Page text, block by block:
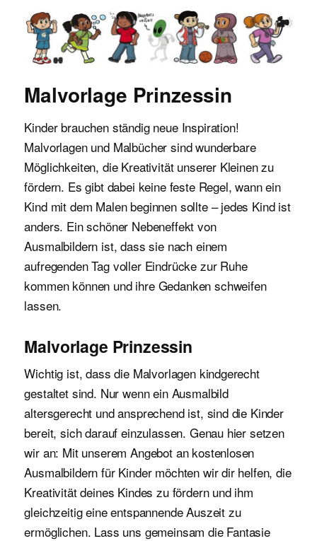
Malvorlagen für Kinder
Malvorlage Prinzessin
Kinder brauchen ständig neue Inspiration!
Malvorlagen und Malbücher sind wunderbare
Möglichkeiten, die Kreativität unserer Kleinen zu
fördern. Es gibt dabei keine feste Regel, wann ein
Kind mit dem Malen beginnen sollte – jedes Kind ist
anders. Ein schöner Nebeneffekt von
Ausmalbildern ist, dass sie nach einem
aufregenden Tag voller Eindrücke zur Ruhe
kommen können und ihre Gedanken schweifen
lassen.
Malvorlage Prinzessin
Wichtig ist, dass die Malvorlagen kindgerecht
gestaltet sind. Nur wenn ein Ausmalbild
altersgerecht und ansprechend ist, sind die Kinder
bereit, sich darauf einzulassen. Genau hier setzen
wir an: Mit unserem Angebot an kostenlosen
Ausmalbildern für Kinder möchten wir dir helfen, die
Kreativität deines Kindes zu fördern und ihm
gleichzeitig eine entspannende Auszeit zu
ermöglichen. Lass uns gemeinsam die Fantasie